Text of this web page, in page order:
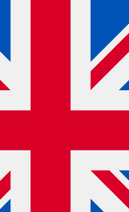
ble ikke funnet i noen
ikke
av Xanthomonas
etter?